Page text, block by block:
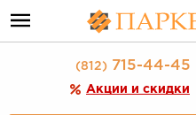
(812)715-44-45
Акции и скидки